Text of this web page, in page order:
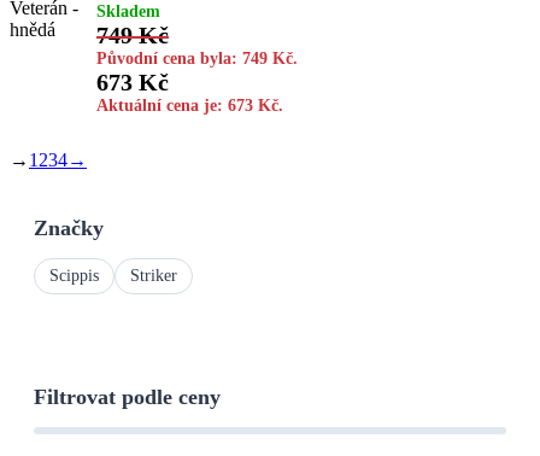
Skladem
749Kč
Původní cena byla: 749 Kč.
673 Kč
Aktuální cena je: 673 Kč.
→ 1 234→
Značky
Scippis Striker
Filtrovat podle ceny